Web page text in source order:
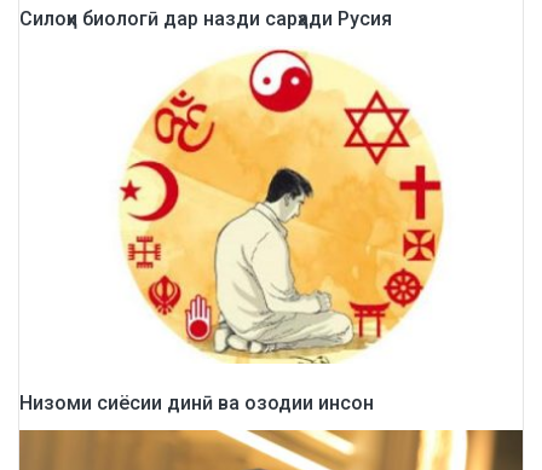
Силоҳи биологӣ дар назди сарҳади Русия
Низоми сиёсии динӣ ва озодии инсон